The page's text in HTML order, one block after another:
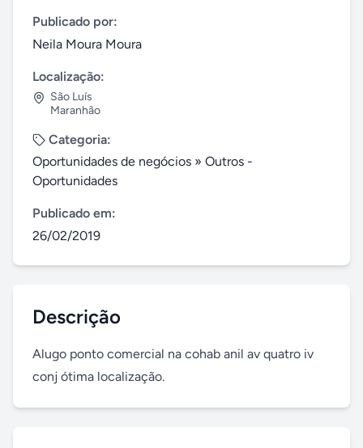
Publicado por:
Neila Moura Moura
Localização:
São Luís
Maranhão
Categoria:
Oportunidades de negócios » Outros -
Oportunidades
Publicado em:
26/02/2019
Descrição
Alugo ponto comercial na cohab anil av quatro iv
conj ótima localização.